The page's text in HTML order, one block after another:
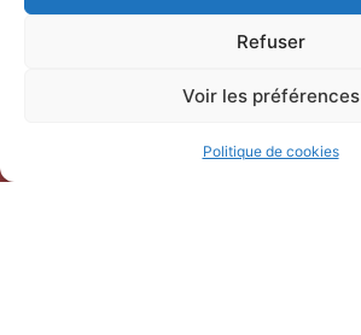
Refuser
Voir les préférences
Politique de cookies
30220 Saint-Laurent-d’Aigouze